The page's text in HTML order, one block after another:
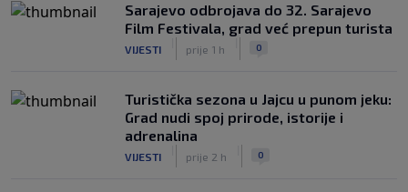
Sarajevo odbrojava do 32. Sarajevo
Film Festivala, grad već prepun turista
VIJESTI prije 1 h 0
Turistička sezona u Jajcu u punom jeku:
Grad nudi spoj prirode, istorije i
adrenalina
VIJESTI prije 2 h 0